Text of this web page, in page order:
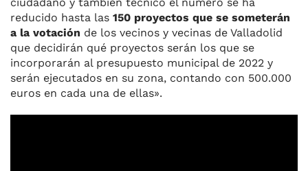
reducido hasta las 150 proyectos que se someterán
a la votación de los vecinos y vecinas de Valladolid
que decidirán qué proyectos serán los que se
incorporarán al presupuesto municipal de 2022 y
serán ejecutados en su zona, contando con 500.000
euros en cada una de ellas».